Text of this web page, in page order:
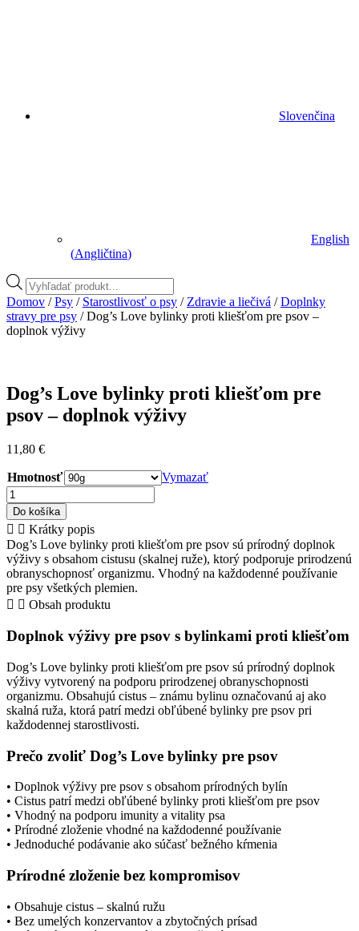
Slovenčina
English
(Angličtina)
Vyhľadávanie
produktov
Domov /Psy / Starostlivosť o psy / Zdravie a liečivá /Doplnky
stravy pre psy / Dog’s Love bylinky proti kliešťom pre psov –
doplnok výživy
Dog’s Love bylinky proti kliešťom pre
psov – doplnok výživy
11,80 €
Hmotnosť
Vymazať
množstvo
Dog's
Love
bylinky
proti
kliešťom
pre
psov
–
výživy
Do košíka
Krátky popis
Dog’s Love bylinky proti kliešťom pre psov sú prírodný doplnok
výživy s obsahom cistusu (skalnej ruže), ktorý podporuje prirodzenú
obranyschopnosť organizmu. Vhodný na každodenné používanie
pre psy všetkých plemien.
Obsah produktu
Doplnok výživy pre psov s bylinkami proti kliešťom
Dog’s Love bylinky proti kliešťom pre psov sú prírodný doplnok
výživy vytvorený na podporu prirodzenej obranyschopnosti
organizmu. Obsahujú cistus – známu bylinu označovanú aj ako
skalná ruža, ktorá patrí medzi obľúbené bylinky pre psov pri
každodennej starostlivosti.
Prečo zvoliť Dog’s Love bylinky pre psov
• Doplnok výživy pre psov s obsahom prírodných bylín
• Cistus patrí medzi obľúbené bylinky proti kliešťom pre psov
• Vhodný na podporu imunity a vitality psa
• Prírodné zloženie vhodné na každodenné používanie
• Jednoduché podávanie ako súčasť bežného kŕmenia
Prírodné zloženie bez kompromisov
• Obsahuje cistus – skalnú ružu
• Bez umelých konzervantov a zbytočných prísad